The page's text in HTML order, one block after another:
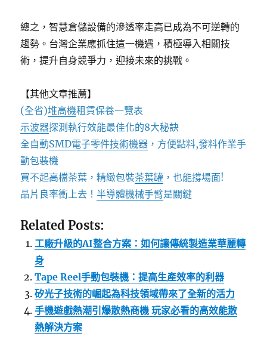
總之，智慧倉儲設備的滲透率走高已成為不可逆轉的
趨勢。台灣企業應抓住這一機遇，積極導入相關技
術，提升自身競爭力，迎接未來的挑戰。
【其他文章推薦】
(全省)堆高機租賃保養一覽表
示波器探測執行效能最佳化的8大秘訣
全自動SMD電子零件技術機器 ，方便點料,發料作業手
動包裝機
買不起高檔茶葉，精緻包裝茶葉罐 ，也能撐場面!
晶片良率衝上去！半導體機械手臂是關鍵
Related Posts:
工廠升級的AI整合方案：如何讓傳統製造業華麗轉
身
Tape Reel手動包裝機：提高生產效率的利器
矽光子技術的崛起為科技領域帶來了全新的活力
手機遊戲熱潮引爆散熱商機 玩家必看的高效能散
熱解決方案